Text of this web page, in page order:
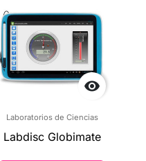

Laboratorios de Ciencias
Labdisc Globimate